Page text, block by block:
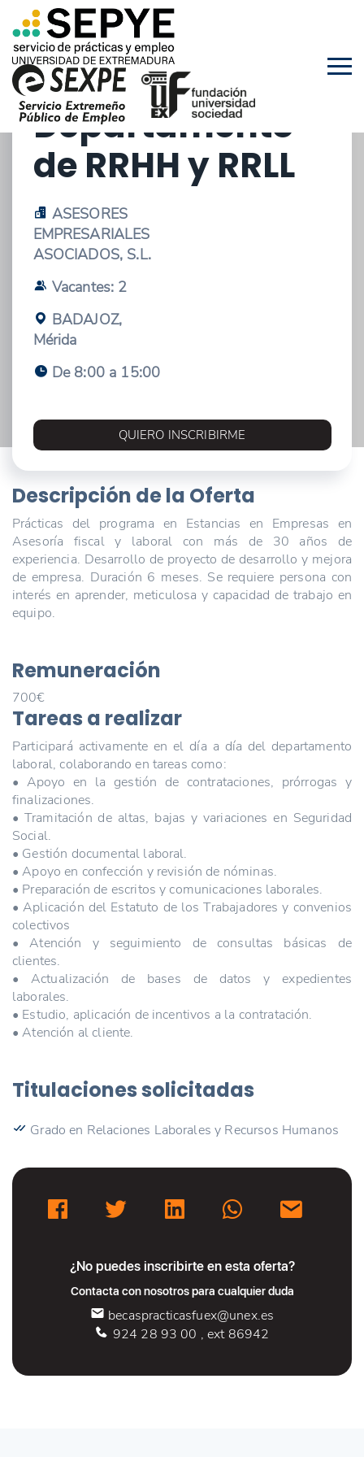
11/05/2026 - OFERTA DE ESTANCIAS EN
EMPRESAS
Departamento
de RRHH y RRLL
ASESORES
EMPRESARIALES
ASOCIADOS, S.L.
Vacantes: 2
BADAJOZ,
Mérida
De 8:00 a 15:00
QUIERO INSCRIBIRME
Descripción de la Oferta
Prácticas del programa en Estancias en Empresas en
Asesoría fiscal y laboral con más de 30 años de
experiencia. Desarrollo de proyecto de desarrollo y mejora
de empresa. Duración 6 meses. Se requiere persona con
interés en aprender, meticulosa y capacidad de trabajo en
equipo.
Remuneración
700€
Tareas a realizar
Participará activamente en el día a día del departamento
laboral, colaborando en tareas como:
• Apoyo en la gestión de contrataciones, prórrogas y
finalizaciones.
• Tramitación de altas, bajas y variaciones en Seguridad
Social.
• Gestión documental laboral.
• Apoyo en confección y revisión de nóminas.
• Preparación de escritos y comunicaciones laborales.
• Aplicación del Estatuto de los Trabajadores y convenios
colectivos
• Atención y seguimiento de consultas básicas de
clientes.
• Actualización de bases de datos y expedientes
laborales.
• Estudio, aplicación de incentivos a la contratación.
• Atención al cliente.
Titulaciones solicitadas
Grado en Relaciones Laborales y Recursos Humanos
¿No puedes inscribirte en esta oferta?
Contacta con nosotros para cualquier duda
becaspracticasfuex@unex.es
924 28 93 00 , ext 86942